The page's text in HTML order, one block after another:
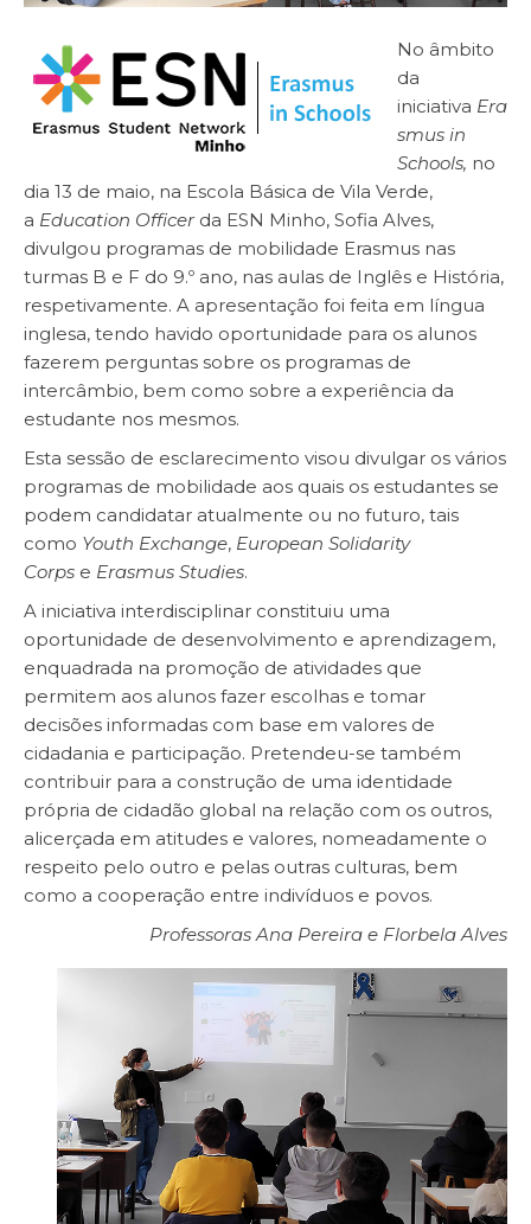
No âmbito
da
iniciativa Era
smus in
Schools, no
dia 13 de maio, na Escola Básica de Vila Verde,
a Education Officerda ESN Minho, Sofia Alves,
divulgou programas de mobilidade Erasmus nas
turmas B e F do 9.º ano, nas aulas de Inglês e História,
respetivamente. A apresentação foi feita em língua
inglesa, tendo havido oportunidade para os alunos
fazerem perguntas sobre os programas de
intercâmbio, bem como sobre a experiência da
estudante nos mesmos.
Esta sessão de esclarecimento visou divulgar os vários
programas de mobilidade aos quais os estudantes se
podem candidatar atualmente ou no futuro, tais
como Youth Exchange, European Solidarity
Corps e Erasmus Studies.
A iniciativa interdisciplinar constituiu uma
oportunidade de desenvolvimento e aprendizagem,
enquadrada na promoção de atividades que
permitem aos alunos fazer escolhas e tomar
decisões informadas com base em valores de
cidadania e participação. Pretendeu-se também
contribuir para a construção de uma identidade
própria de cidadão global na relação com os outros,
alicerçada em atitudes e valores, nomeadamente o
respeito pelo outro e pelas outras culturas, bem
como a cooperação entre indivíduos e povos.
Professoras Ana Pereira e Florbela Alves